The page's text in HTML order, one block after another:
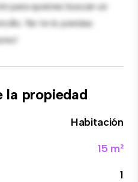
para quienes buscan un
No te lo pierdas:
la propiedad
Habitación
15 m²
1